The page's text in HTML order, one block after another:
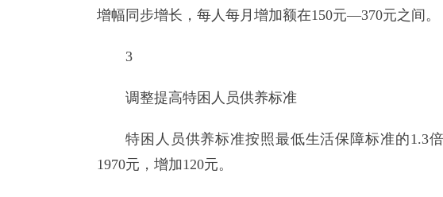
增幅同步增长，每人每月增加额在150元—370元之间。
3
调整提高特困人员供养标准
特困人员供养标准按照最低生活保障标准的1.3
1970元，增加120元。